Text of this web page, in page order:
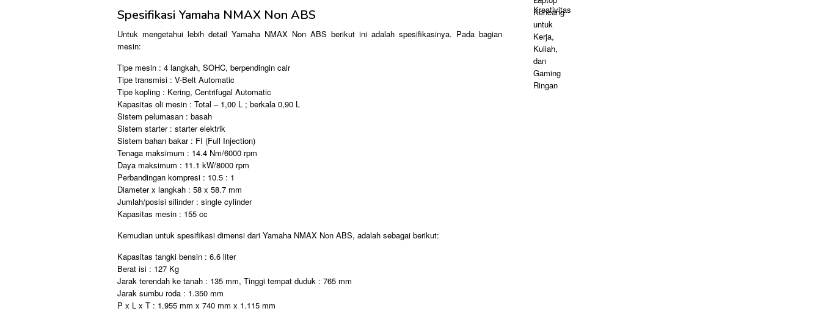
Spesifikasi Yamaha NMAX Non ABS
Untuk mengetahui lebih detail Yamaha NMAX Non ABS berikut ini adalah spesifikasinya. Pada bagian
mesin:
Tipe mesin : 4 langkah, SOHC, berpendingin cair
Tipe transmisi : V-Belt Automatic
Tipe kopling : Kering, Centrifugal Automatic
Kapasitas oli mesin : Total – 1,00 L ; berkala 0,90 L
Sistem pelumasan : basah
Sistem starter : starter elektrik
Sistem bahan bakar : FI (Full Injection)
Tenaga maksimum : 14.4 Nm/6000 rpm
Daya maksimum : 11.1 kW/8000 rpm
Perbandingan kompresi : 10.5 : 1
Diameter x langkah : 58 x 58.7 mm
Jumlah/posisi silinder : single cylinder
Kapasitas mesin : 155 cc
Kemudian untuk spesifikasi dimensi dari Yamaha NMAX Non ABS, adalah sebagai berikut:
Kapasitas tangki bensin : 6.6 liter
Berat isi : 127 Kg
Jarak terendah ke tanah : 135 mm, Tinggi tempat duduk : 765 mm
Jarak sumbu roda : 1.350 mm
P x L x T : 1.955 mm x 740 mm x 1.115 mm